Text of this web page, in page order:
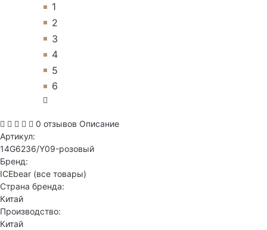
1
2
3
4
5
6
0 отзывов Описание
Артикул:
14G6236/Y09-розовый
Бренд:
ICEbear (все товары)
Страна бренда:
Китай
Производство:
Китай